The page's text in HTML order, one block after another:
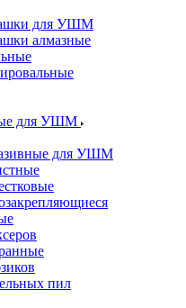
для УШМ
алмазные
для УШМ
для УШМ
пил